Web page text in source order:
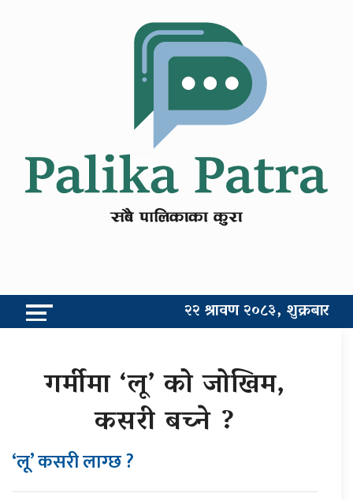
२२ श्रावण २०८३, शुक्रबार
गर्मीमा ‘लू’ को जोखिम,
कसरी बच्ने ?
‘लू’ कसरी लाग्छ ?